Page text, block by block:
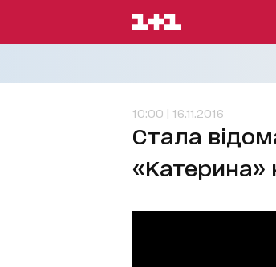
10:00 | 16.11.2016
Стала
«Катерина»